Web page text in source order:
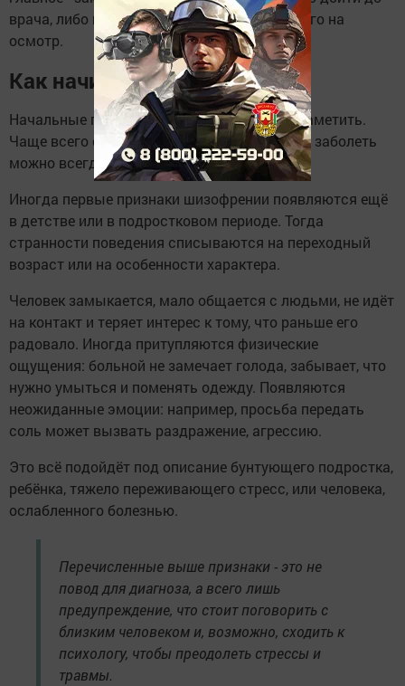
врача, либо помочь больному и уговорить его на
осмотр.
Как начинается шизофрения
Начальные признаки шизофрении трудно заметить.
Чаще всего она проявляется в 18-35 лет. Но заболеть
можно всегда.
Иногда первые признаки шизофрении появляются ещё
в детстве или в подростковом периоде. Тогда
странности поведения списываются на переходный
возраст или на особенности характера.
Человек замыкается, мало общается с людьми, не идёт
на контакт и теряет интерес к тому, что раньше его
радовало. Иногда притупляются физические
ощущения: больной не замечает голода, забывает, что
нужно умыться и поменять одежду. Появляются
неожиданные эмоции: например, просьба передать
соль может вызвать раздражение, агрессию.
Это всё подойдёт под описание бунтующего подростка,
ребёнка, тяжело переживающего стресс, или человека,
ослабленного болезнью.
Перечисленные выше признаки - это не
повод для диагноза, а всего лишь
предупреждение, что стоит поговорить с
близким человеком и, возможно, сходить к
психологу, чтобы преодолеть стрессы и
травмы.